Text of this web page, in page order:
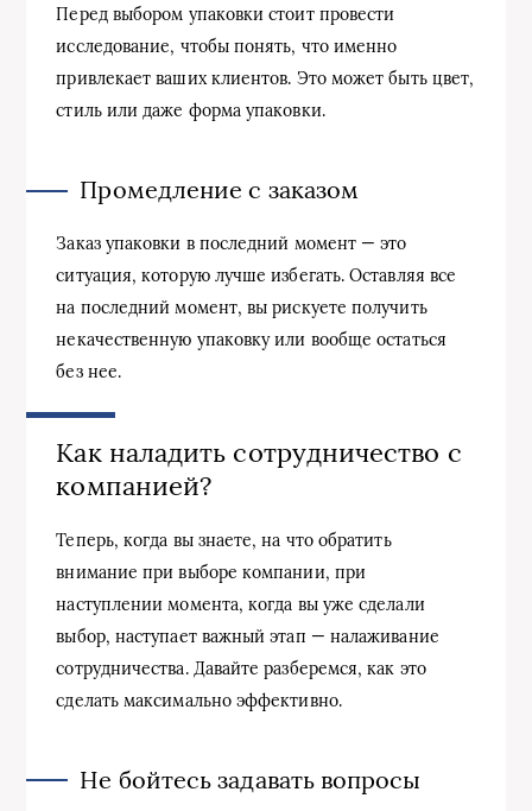
Перед выбором упаковки стоит провести
исследование, чтобы понять, что именно
привлекает ваших клиентов. Это может быть цвет,
стиль или даже форма упаковки.
Промедление с заказом
Заказ упаковки в последний момент — это
ситуация, которую лучше избегать. Оставляя все
на последний момент, вы рискуете получить
некачественную упаковку или вообще остаться
без нее.
Как наладить сотрудничество с
компанией?
Теперь, когда вы знаете, на что обратить
внимание при выборе компании, при
наступлении момента, когда вы уже сделали
выбор, наступает важный этап — налаживание
сотрудничества. Давайте разберемся, как это
сделать максимально эффективно.
Не бойтесь задавать вопросы